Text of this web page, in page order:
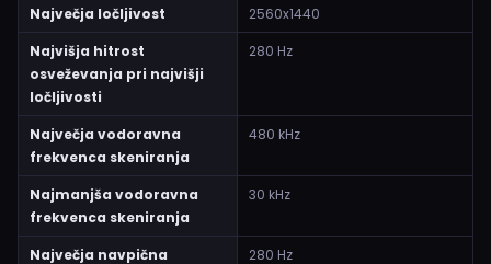
Največja ločljivost
2560x1440
Najvišja hitrost
osveževanja pri najvišji
ločljivosti
280 Hz
Največja vodoravna
frekvenca skeniranja
480 kHz
Najmanjša vodoravna
frekvenca skeniranja
30 kHz
Največja navpična 280 Hz